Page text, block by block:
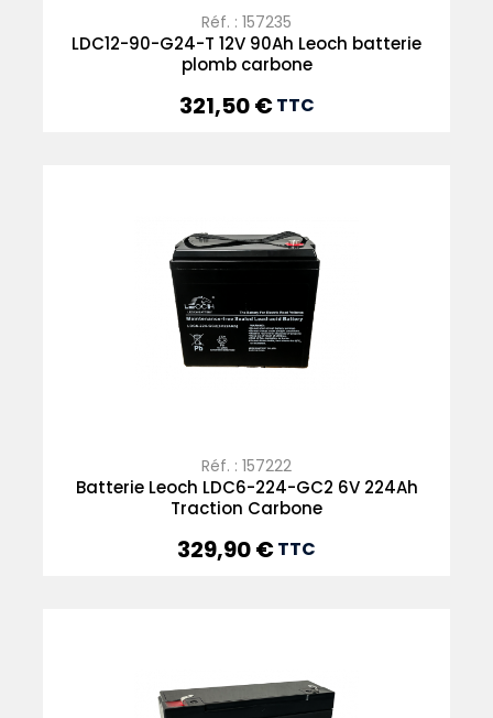
Réf. : 157235
LDC12-90-G24-T 12V 90Ah Leoch batterie
plomb carbone
Prix
321,50 €TTC
Réf. : 157222
Batterie Leoch LDC6-224-GC2 6V 224Ah
Traction Carbone
Prix
329,90 €TTC